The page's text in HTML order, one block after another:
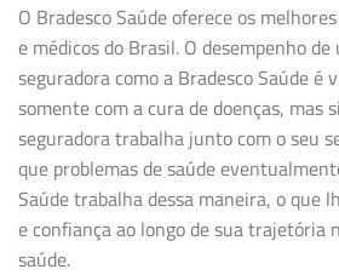
O Bradesco Saúde oferece os
e médicos do Brasil. O desempenho
seguradora como a Bradesco Saúde é
somente com a cura de doenças, mas
seguradora trabalha junto com o seu
que problemas de saúde
Saúde trabalha dessa maneira, o que
e confiança ao longo de sua trajetória
saúde.